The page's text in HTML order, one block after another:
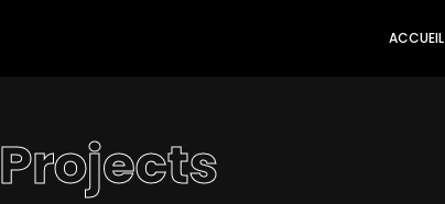
ACCUEIL
Projects